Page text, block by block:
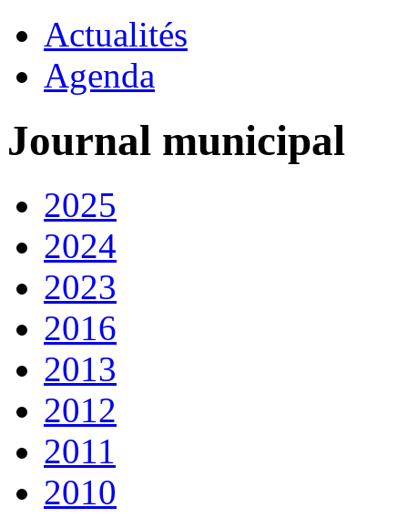
Actualités
Agenda
Journal municipal
2025
2024
2023
2016
2013
2012
2011
2010